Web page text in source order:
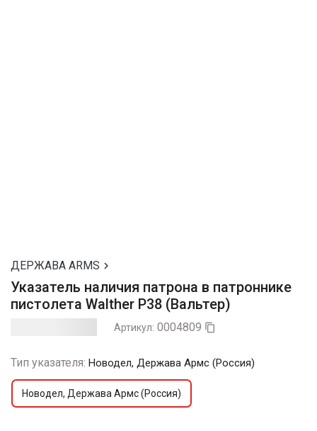
ДЕРЖАВА ARMS 
Указатель наличия патрона в патроннике
пистолета Walther P38 (Вальтер)
Артикул: 0004809 
Тип указателя: Новодел, Держава Армс (Россия)
Новодел, Держава Армс (Россия)